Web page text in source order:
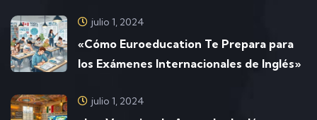
julio 1, 2024
«Cómo Euroeducation Te Prepara para
los Exámenes Internacionales de Inglés»
julio 1, 2024